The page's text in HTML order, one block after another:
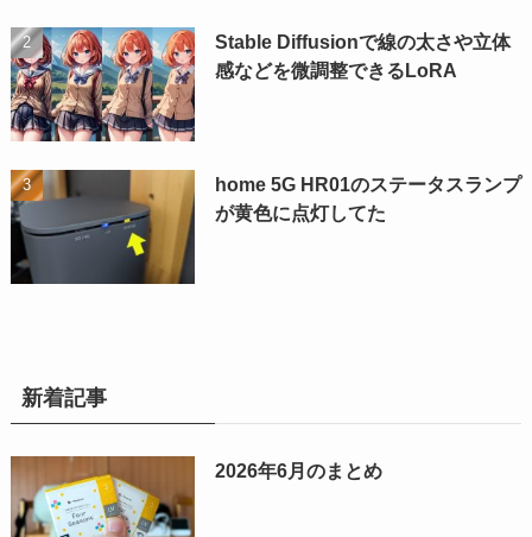
Stable Diffusionで線の太さや立体
感などを微調整できるLoRA
home 5G HR01のステータスランプ
が黄色に点灯してた
新着記事
2026年6月のまとめ